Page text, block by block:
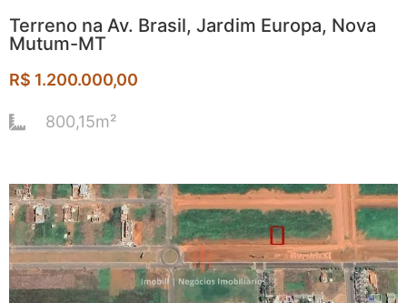
Terreno na Av. Brasil, Jardim Europa, Nova
Mutum-MT
R$ 1.200.000,00
800,15m²